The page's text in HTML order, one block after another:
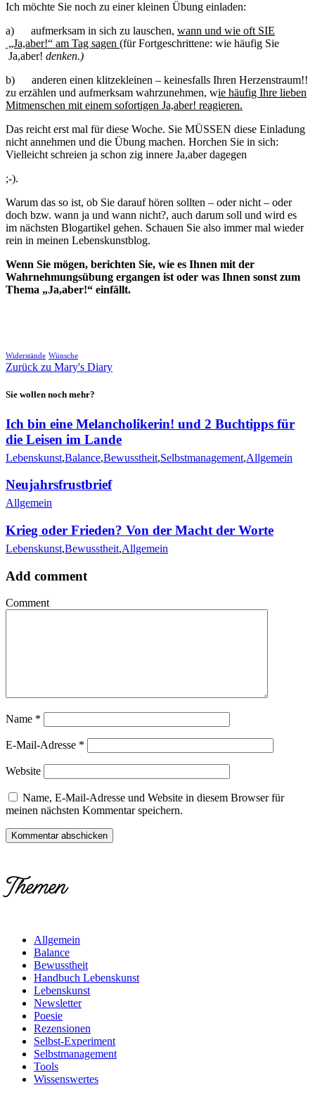
Ich möchte Sie noch zu einer kleinen Übung einladen:
a) aufmerksam in sich zu lauschen, wann und wie oft SIE
„Ja,aber!“ am Tag sagen (für Fortgeschrittene: wie häufig Sie
Ja,aber! denken.)
b) anderen einen klitzekleinen – keinesfalls Ihren Herzenstraum!!
zu erzählen und aufmerksam wahrzunehmen, wie häufig Ihre lieben
Mitmenschen mit einem sofortigen Ja,aber! reagieren.
Das reicht erst mal für diese Woche. Sie MÜSSEN diese Einladung
nicht annehmen und die Übung machen. Horchen Sie in sich:
Vielleicht schreien ja schon zig innere Ja,aber dagegen
;-).
Warum das so ist, ob Sie darauf hören sollten – oder nicht – oder
doch bzw. wann ja und wann nicht?, auch darum soll und wird es
im nächsten Blogartikel gehen. Schauen Sie also immer mal wieder
rein in meinen Lebenskunstblog.
Wenn Sie mögen, berichten Sie, wie es Ihnen mit der
Wahrnehmungsübung ergangen ist oder was Ihnen sonst zum
Thema „Ja,aber!“ einfällt.
Widerstände Wünsche
Zurück zu Mary's Diary
Sie wollen noch mehr?
Ich bin eine Melancholikerin! und 2 Buchtipps für
die Leisen im Lande
Lebenskunst,Balance,Bewusstheit,Selbstmanagement,Allgemein
Neujahrsfrustbrief
Allgemein
Krieg oder Frieden? Von der Macht der Worte
Lebenskunst,Bewusstheit,Allgemein
Add comment
Comment
Name *
E-Mail-Adresse *
Website
Name, E-Mail-Adresse und Website in diesem Browser für
meinen nächsten Kommentar speichern.
Themen
Allgemein
Balance
Bewusstheit
Handbuch Lebenskunst
Lebenskunst
Newsletter
Poesie
Rezensionen
Selbst-Experiment
Selbstmanagement
Tools
Wissenswertes